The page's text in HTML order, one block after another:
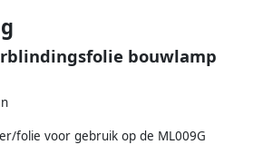
bouwlamp
folie voor gebruik op de ML009G